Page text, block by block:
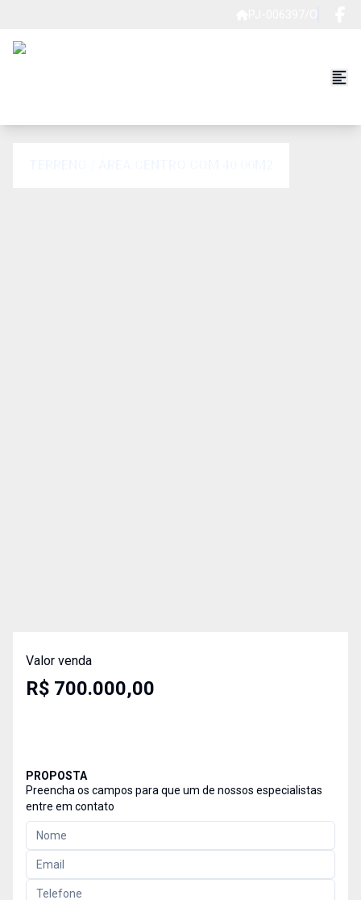
Valor venda
R$ 700.000,00
PROPOSTA
Preencha os campos para que um de nossos especialistas
entre em contato